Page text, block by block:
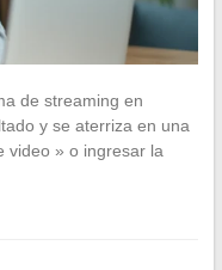
de streaming en
y se aterriza en una
video » o ingresar la